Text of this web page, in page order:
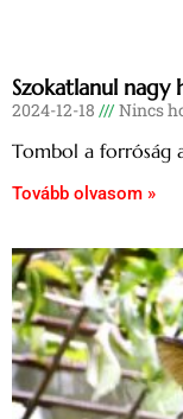
Szokatlanul nagy
2024-12-18 Nincs
Tombol a forróság
Tovább olvasom »